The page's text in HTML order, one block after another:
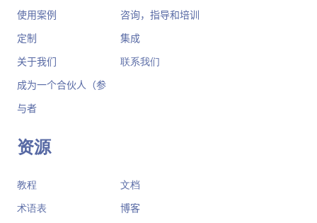
使用案例
咨询，指导和培训
定制
集成
关于我们
联系我们
成为一个合伙人（参
与者
资源
教程
文档
术语表
博客